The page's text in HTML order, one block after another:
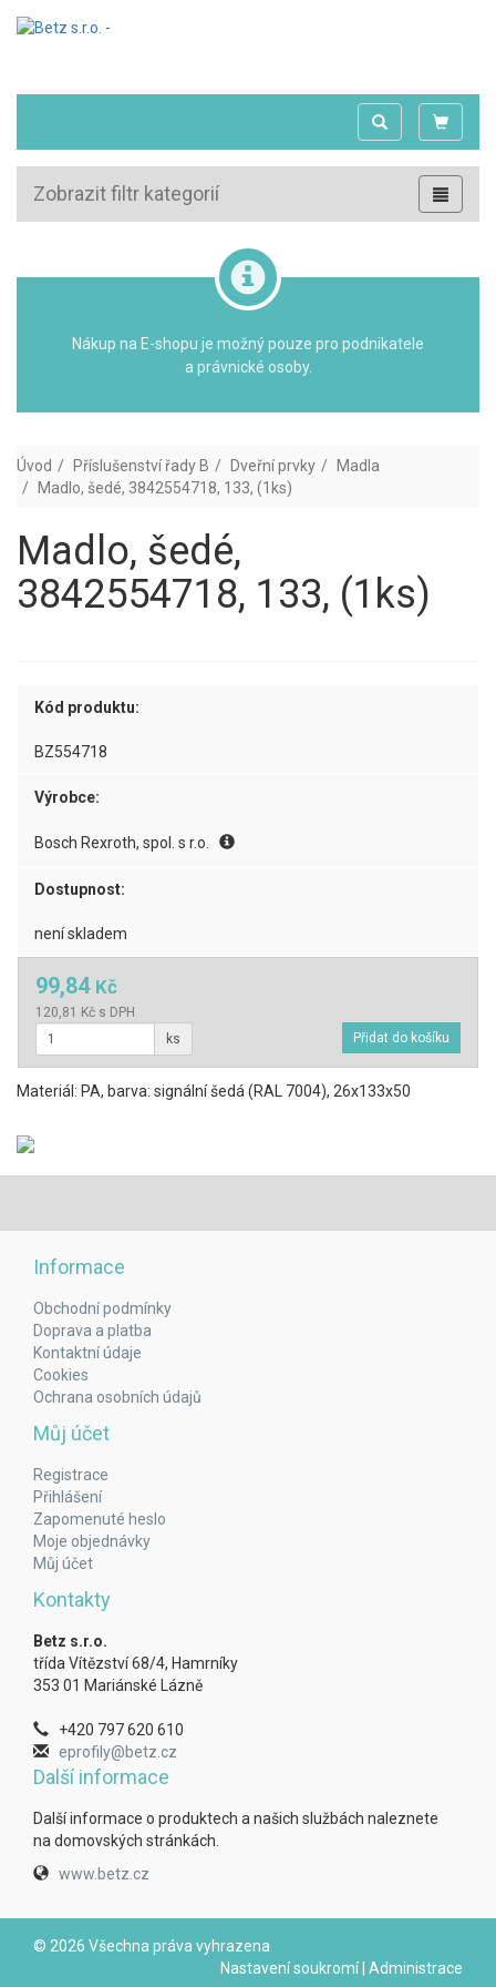
Zobrazit filtr kategorií
Nákup na E-shopu je možný pouze pro podnikatele
a právnické osoby.
Úvod Příslušenství řady B Dveřní prvky
Madla
Madlo, šedé, 3842554718, 133, (1ks)
Madlo, šedé,
3842554718, 133, (1ks)
Kód produktu:
BZ554718
Výrobce:
Bosch Rexroth, spol. s r.o.
Dostupnost:
není skladem
99,84 Kč
120,81 Kč s DPH
ks
Materiál: PA, barva: signální šedá (RAL 7004), 26x133x50
Informace
Obchodní podmínky
Doprava a platba
Kontaktní údaje
Cookies
Ochrana osobních údajů
Můj účet
Registrace
Přihlášení
Zapomenuté heslo
Moje objednávky
Můj účet
Kontakty
Betz s.r.o.
třída Vítězství 68/4, Hamrníky
353 01 Mariánské Lázně
+420 797 620 610
eprofily@betz.cz
Další informace
Další informace o produktech a našich službách naleznete
na domovských stránkách.
www.betz.cz
© 2026 Všechna práva vyhrazena
Nastavení soukromí| Administrace